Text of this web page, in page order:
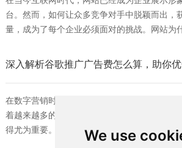
We use
台。然而，如何让众多竞争对手中脱颖而出，
量，成为了每个企业必须面对的挑战。网站为
了解决这一问题。SEO（搜索引擎优化）诊断
存在的问题，从而进行针对性的改进，提高在
先，网站为什么要seo诊断，可以帮助企业了
对网站进行全面的分析
在数字营销时代，谷歌广告已成为许多企业不
着越来越多的商家投入到这一平台，理解谷歌
得尤为重要。对于希望在竞争激烈的市场中脱
理的广告费用预算是确保营销效果的关键。 首先，我们需要明确谷歌